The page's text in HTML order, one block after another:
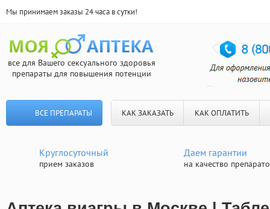
Мы принимаем заказы 24 часа в сутки!
все для Вашего сексуального здоровья
препараты для повышения потенции
ВСЕ ПРЕПАРАТЫ КАК ЗАКАЗАТЬ КАК ОПЛАТИТЬ
Круглосуточный
прием заказов
Даем гарантии
на качество